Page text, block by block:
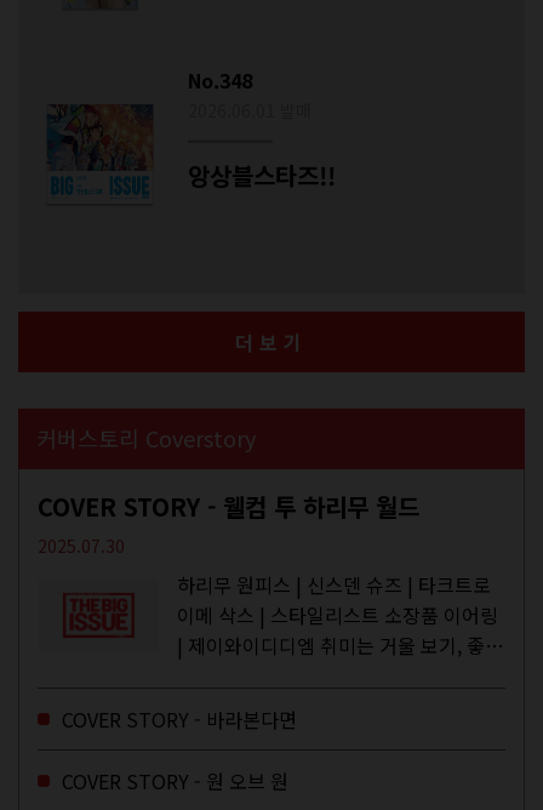
No.348
앙상블스타즈!!
더보기
커버스토리 Coverstory
COVER STORY - 웰컴 투 하리무 월드
2025.07.30
하리무 원피스 | 신스덴 슈즈 | 타크트로
이메 삭스 | 스타일리스트 소장품 이어링
| 제이와이디디엠 취미는 거울 보기, 좋아
주와...
COVER STORY - 바라본다면
COVER STORY - 원 오브 원